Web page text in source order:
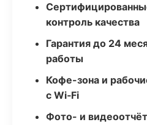
контроль качества
Гарантия до 24
работы
Кофе-зона и
с Wi‑Fi
Фото- и